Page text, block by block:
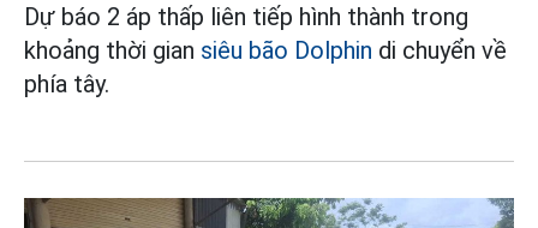
Dự báo 2 áp thấp liên tiếp hình thành trong
khoảng thời gian siêu bão Dolphin di chuyển về
phía tây.